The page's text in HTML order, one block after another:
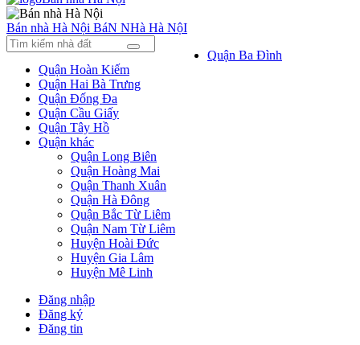
Bán nhà Hà Nội BáN NHà Hà NộI
Quận Ba Đình
Quận Hoàn Kiếm
Quận Hai Bà Trưng
Quận Đống Đa
Quận Cầu Giấy
Quận Tây Hồ
Quận khác
Quận Long Biên
Quận Hoàng Mai
Quận Thanh Xuân
Quận Hà Đông
Quận Bắc Từ Liêm
Quận Nam Từ Liêm
Huyện Hoài Đức
Huyện Gia Lâm
Huyện Mê Linh
Đăng nhập
Đăng ký
Đăng tin